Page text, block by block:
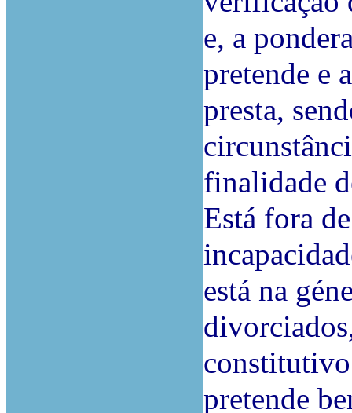
e, a
pretende e
presta,
finalidade
Está fora
está na
constitutivo
pretende